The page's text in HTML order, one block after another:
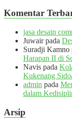
Komentar
jasa desain
Juwairpada
Suradji Kamno
Harapan II di
Navis pada
Kukenang
admin pada
dalam
Arsip